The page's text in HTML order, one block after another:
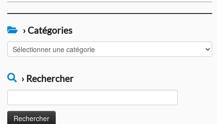
› Catégories
Catégories
› Rechercher